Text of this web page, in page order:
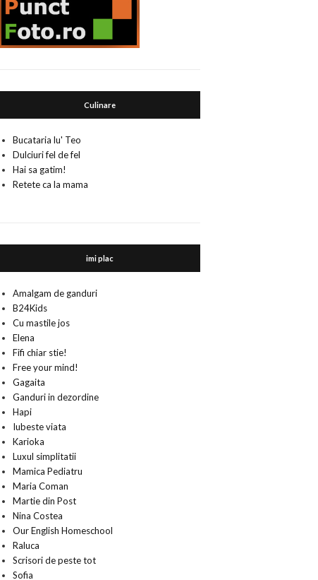
Culinare
Bucataria lu' Teo
Dulciuri fel de fel
Hai sa gatim!
Retete ca la mama
imi plac
Amalgam de ganduri
B24Kids
Cu mastile jos
Elena
Fifi chiar stie!
Free your mind!
Gagaita
Ganduri in dezordine
Hapi
Iubeste viata
Karioka
Luxul simplitatii
Mamica Pediatru
Maria Coman
Martie din Post
Nina Costea
Our English Homeschool
Raluca
Scrisori de peste tot
Sofia